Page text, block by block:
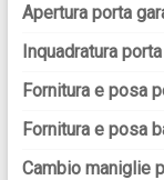
Apertura porta
Inquadratura
Fornitura e posa
Fornitura e posa
Cambio maniglie